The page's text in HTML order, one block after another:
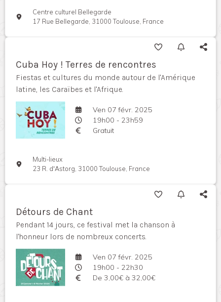
Centre culturel Bellegarde
17 Rue Bellegarde, 31000 Toulouse, France
Cuba Hoy ! Terres de rencontres
Fiestas et cultures du monde autour de l'Amérique
latine, les Caraïbes et l'Afrique.
Ven 07 févr. 2025
19h00 - 23h59
Gratuit
Multi-lieux
23 R. d'Astorg, 31000 Toulouse, France
Détours de Chant
Pendant 14 jours, ce festival met la chanson à
l'honneur lors de nombreux concerts.
Ven 07 févr. 2025
19h00 - 22h30
De 3,00€ à 32,00€